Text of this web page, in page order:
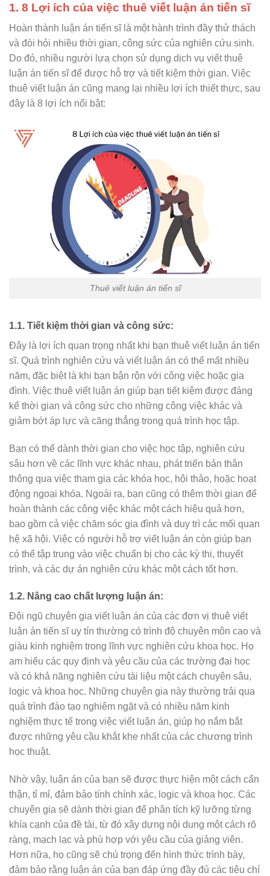
1. 8 Lợi ích của việc thuê viết luận án tiến sĩ
Hoàn thành luận án tiến sĩ là một hành trình đầy thử thách
và đòi hỏi nhiều thời gian, công sức của nghiên cứu sinh.
Do đó, nhiều người lựa chọn sử dụng dịch vụ viết thuê
luận án tiến sĩ để được hỗ trợ và tiết kiệm thời gian. Việc
thuê viết luận án cũng mang lại nhiều lợi ích thiết thực, sau
đây là 8 lợi ích nổi bật:
Thuê viết luận án tiến sĩ
1.1. Tiết kiệm thời gian và công sức:
Đây là lợi ích quan trọng nhất khi bạn thuê viết luận án tiến
sĩ. Quá trình nghiên cứu và viết luận án có thể mất nhiều
năm, đặc biệt là khi bạn bận rộn với công việc hoặc gia
đình. Việc thuê viết luận án giúp bạn tiết kiệm được đáng
kể thời gian và công sức cho những công việc khác và
giảm bớt áp lực và căng thẳng trong quá trình học tập.
Bạn có thể dành thời gian cho việc học tập, nghiên cứu
sâu hơn về các lĩnh vực khác nhau, phát triển bản thân
thông qua việc tham gia các khóa học, hội thảo, hoặc hoạt
động ngoại khóa. Ngoài ra, bạn cũng có thêm thời gian để
hoàn thành các công việc khác một cách hiệu quả hơn,
bao gồm cả việc chăm sóc gia đình và duy trì các mối quan
hệ xã hội. Việc có người hỗ trợ viết luận án còn giúp bạn
có thể tập trung vào việc chuẩn bị cho các kỳ thi, thuyết
trình, và các dự án nghiên cứu khác một cách tốt hơn.
1.2. Nâng cao chất lượng luận án:
Đội ngũ chuyên gia viết luận án của các đơn vị thuê viết
luận án tiến sĩ uy tín thường có trình độ chuyên môn cao và
giàu kinh nghiệm trong lĩnh vực nghiên cứu khoa học. Họ
am hiểu các quy định và yêu cầu của các trường đại học
và có khả năng nghiên cứu tài liệu một cách chuyên sâu,
logic và khoa học. Những chuyên gia này thường trải qua
quá trình đào tạo nghiêm ngặt và có nhiều năm kinh
nghiệm thực tế trong việc viết luận án, giúp họ nắm bắt
được những yêu cầu khắt khe nhất của các chương trình
học thuật.
Nhờ vậy, luận án của bạn sẽ được thực hiện một cách cẩn
thận, tỉ mỉ, đảm bảo tính chính xác, logic và khoa học. Các
chuyên gia sẽ dành thời gian để phân tích kỹ lưỡng từng
khía cạnh của đề tài, từ đó xây dựng nội dung một cách rõ
ràng, mạch lạc và phù hợp với yêu cầu của giảng viên.
Hơn nữa, họ cũng sẽ chú trọng đến hình thức trình bày,
đảm bảo rằng luận án của bạn đáp ứng đầy đủ các tiêu chí